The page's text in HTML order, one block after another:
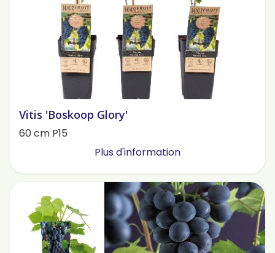
Vitis 'Boskoop Glory'
60 cm P15
Plus d'information